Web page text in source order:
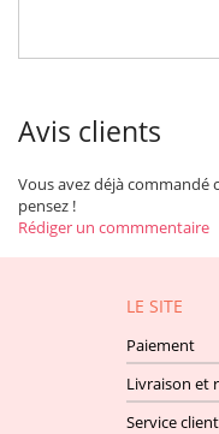
Avis clients
Vous avez déjà commandé
pensez !
Rédiger un commmentaire
LE SITE
Paiement
Livraison et
Service client